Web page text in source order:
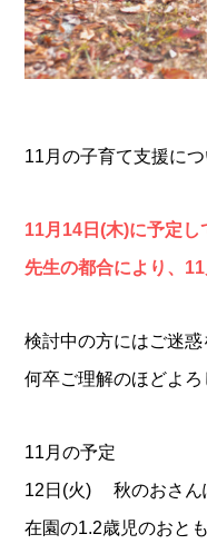
11月の子育て支援に
11月14日(木)に予定し
先生の都合により、
検討中の方にはご迷惑
何卒ご理解のほどよろ
11月の予定
12日(火) 秋のおさん
在園の1.2歳児のおと